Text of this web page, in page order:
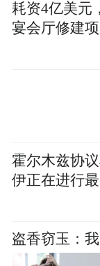
萧山文化的
耗资4亿美元
宴会厅修建
霍尔木兹协
伊正在进行
盗香窃玉：